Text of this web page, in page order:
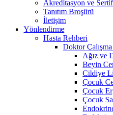
Akreditasyon ve
Tanıtım Broşürü
İletişim
Yönlendirme
Hasta Rehberi
Doktor
Ağız ve
Beyin
Cildiye
Çocuk
Çocuk
Çocuk